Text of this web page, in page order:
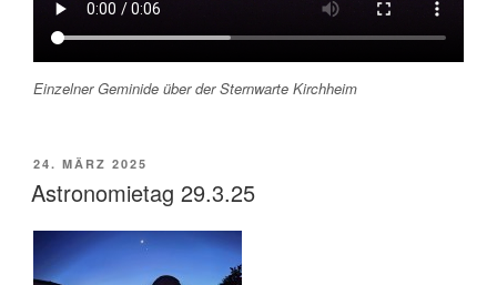
Einzelner Geminide über der Sternwarte Kirchheim
VERÖFFENTLICHT
AM
24. MÄRZ 2025
Astronomietag 29.3.25